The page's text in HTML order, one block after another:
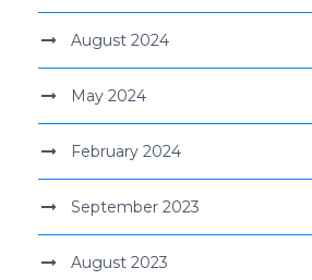
August 2024
May 2024
February 2024
September 2023
August 2023